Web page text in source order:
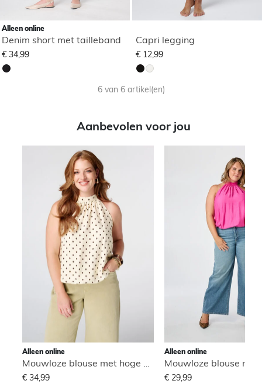
Alleen online
Denim short met tailleband
€ 34,99
Capri legging
€ 12,99
6 van 6 artikel(en)
Aanbevolen voor jou
Alleen online
€ 34,99
Alleen online
€ 29,99